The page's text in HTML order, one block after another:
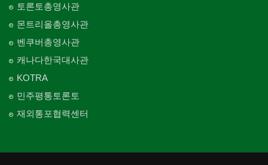
토론토총영사관
몬트리올총영사관
벤쿠버총영사관
캐나다한국대사관
KOTRA
민주평통토론토
재외통포협력센터